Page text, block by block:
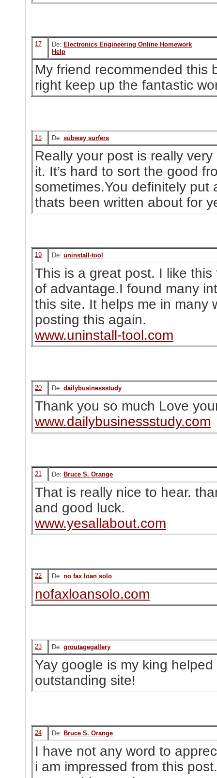
17 De: Electronics Engineering Online Homework
Help
My friend recommended this
right keep up the fantastic
18 De: subway surfers
Really your post is really
it. It’s hard to sort the good
sometimes.You definitely put
thats been written about for
19 De: uninstall-tool
This is a great post. I like
of advantage.I found many
this site. It helps me in many
posting this again.
www.uninstall-tool.com
20 De: dailybusinessstudy
Thank you so much Love
www.dailybusinessstudy.com
21 De: Bruce S. Orange
That is really nice to hear.
and good luck.
www.yesallabout.com
22 De: no fax loan solo
nofaxloansolo.com
23 De: groutagegallery
Yay google is my king
outstanding site!
24 De: Bruce S. Orange
I have not any word to
i am impressed from this